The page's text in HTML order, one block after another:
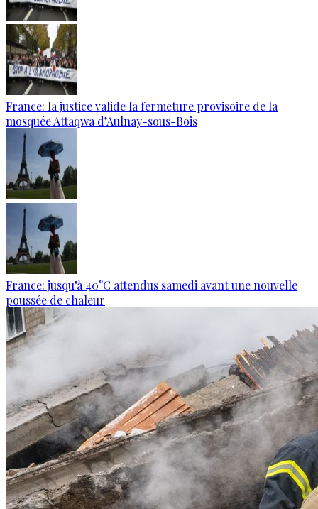
France: la justice valide la fermeture provisoire de la
mosquée Attaqwa d’Aulnay-sous-Bois
France: jusqu’à 40°C attendus samedi avant une nouvelle
poussée de chaleur